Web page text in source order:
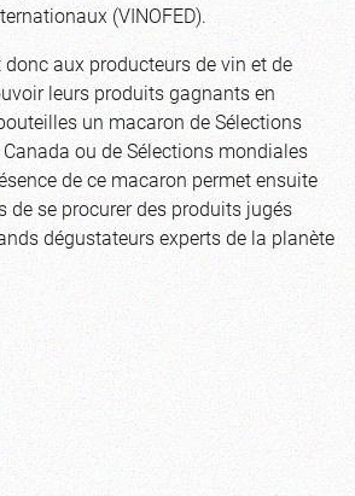
(VINOFED).
donc aux producteurs de vin et de
leurs produits gagnants en
un macaron de Sélections
ou de Sélections mondiales
de ce macaron permet ensuite
de se procurer des produits jugés
dégustateurs experts de la planète